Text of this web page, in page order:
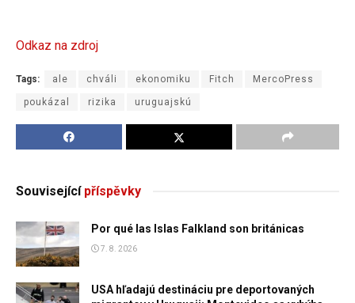
Odkaz na zdroj
Tags: ale chváli ekonomiku Fitch MercoPress
poukázal rizika uruguajskú
Souvisejícípříspěvky
Por qué las Islas Falkland son británicas
7. 8. 2026
USA hľadajú destináciu pre deportovaných